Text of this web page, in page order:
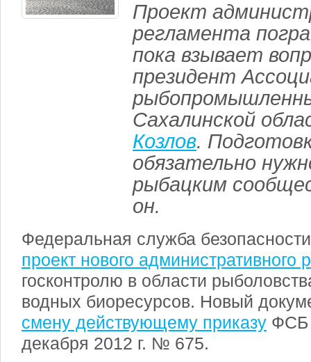
Проект
регламента
пока взывает
президент
Сахалинской
Козлов.
обязательно
рыбацким
он.
Федеральная служба
проект нового административного
госконтролю в области
водных биоресурсов. Новый
смену действующему приказу ФСБ
декабря 2012 г. № 675.